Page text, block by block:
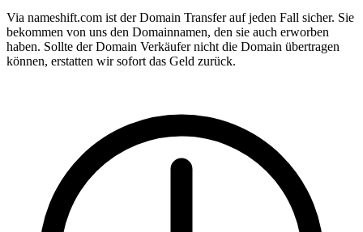
Via nameshift.com ist der Domain Transfer auf jeden Fall sicher. Sie
bekommen von uns den Domainnamen, den sie auch erworben
haben. Sollte der Domain Verkäufer nicht die Domain übertragen
können, erstatten wir sofort das Geld zurück.